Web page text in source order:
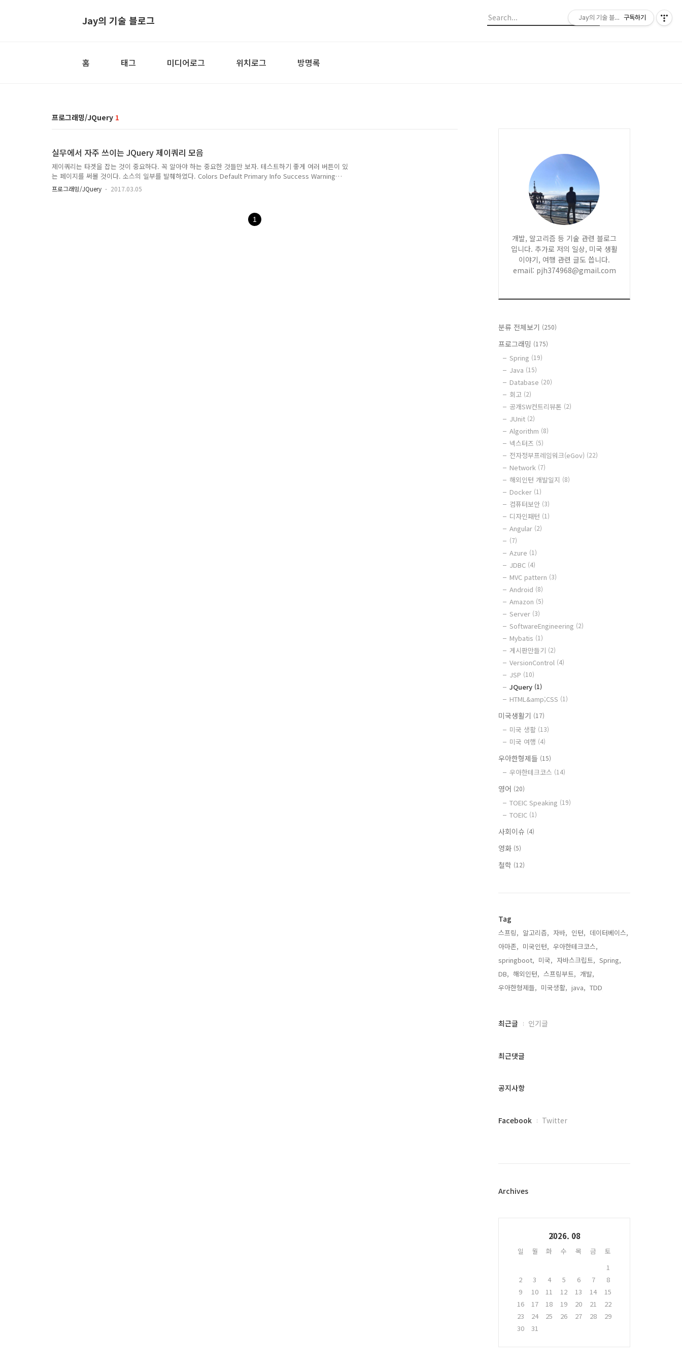
Jay의 기술 블로그
홈 태그 미디어로그 위치로그 방명록
프로그래밍/JQuery 1
실무에서 자주 쓰이는 JQuery 제이쿼리 모음
제이쿼리는 타겟을 잡는 것이 중요하다. 꼭 알아야 하는 중요한 것들만 보자. 테스트하기 좋게 여러 버튼이 있
는 페이지를 써볼 것이다. 소스의 일부를 발췌하였다. Colors Default Primary Info Success Warning
Danger Styles Default Fill Fill + Round Round Simple //.................... 1. 먼저 타겟 잡는 법이다
$("#defaultBtId0").css("border", "8px solid #ff0000"); 쩜(.)을 기준으로 왼쪽이 target이다. 지금은 아이
프로그래밍/JQuery 2017.03.05
1
개발, 알고리즘 등 기술 관련 블로그
입니다. 추가로 저의 일상, 미국 생활
이야기, 여행 관련 글도 씁니다.
email: pjh374968@gmail.com
분류 전체보기 (250)
프로그래밍 (175)
Spring (19)
Java (15)
Database (20)
회고 (2)
공개SW컨트리뷰톤 (2)
JUnit (2)
Algorithm (8)
넥스터즈 (5)
전자정부프레임워크(eGov) (22)
Network (7)
해외인턴 개발일지 (8)
Docker (1)
컴퓨터보안 (3)
디자인패턴 (1)
Angular (2)
(7)
Azure (1)
JDBC (4)
MVC pattern (3)
Android (8)
Amazon (5)
Server (3)
SoftwareEngineering (2)
Mybatis (1)
게시판만들기 (2)
VersionControl (4)
JSP (10)
JQuery (1)
HTML&amp;CSS (1)
미국생활기 (17)
미국 생활 (13)
미국 여행 (4)
우아한형제들 (15)
우아한테크코스 (14)
영어 (20)
TOEIC Speaking (19)
TOEIC (1)
사회이슈 (4)
영화 (5)
철학 (12)
Tag
스프링, 알고리즘, 자바, 인턴, 데이터베이스,
아마존, 미국인턴, 우아한테크코스,
springboot, 미국, 자바스크립트, Spring,
DB, 해외인턴, 스프링부트, 개발,
우아한형제들, 미국생활, java, TDD,
최
과
글
최근글 인기글
최근댓글
공지사항
페
플
Facebook Twitter
Archives
2026. 08
일 월 화 수 목 금
토
1
2
3 4 5 6 7
8
9
10 11 12 13 14
15
16
17 18 19 20 21
22
23
24 25 26 27 28
29
30
31
Jay의 기술 블로그구독하기